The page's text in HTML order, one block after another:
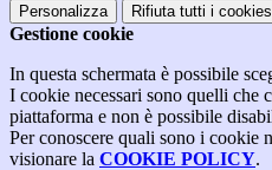
Personalizza Rifiuta tutti i cookies
Gestione cookie
In questa schermata è possibile
I cookie necessari sono quelli che
piattaforma e non è possibile
Per conoscere quali sono i cookie
visionare la COOKIE POLICY.